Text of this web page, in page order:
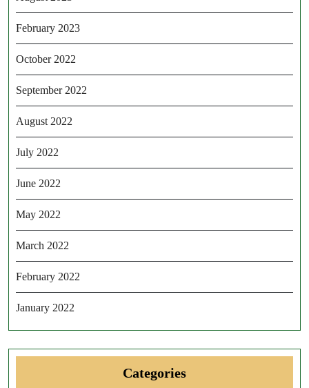
February 2023
October 2022
September 2022
August 2022
July 2022
June 2022
May 2022
March 2022
February 2022
January 2022
Categories